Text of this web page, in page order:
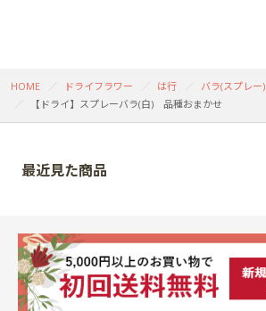
HOME ドライフラワー は行
バラ(スプレー)
【ドライ】スプレーバラ(白) 品種おまかせ
最近見た商品